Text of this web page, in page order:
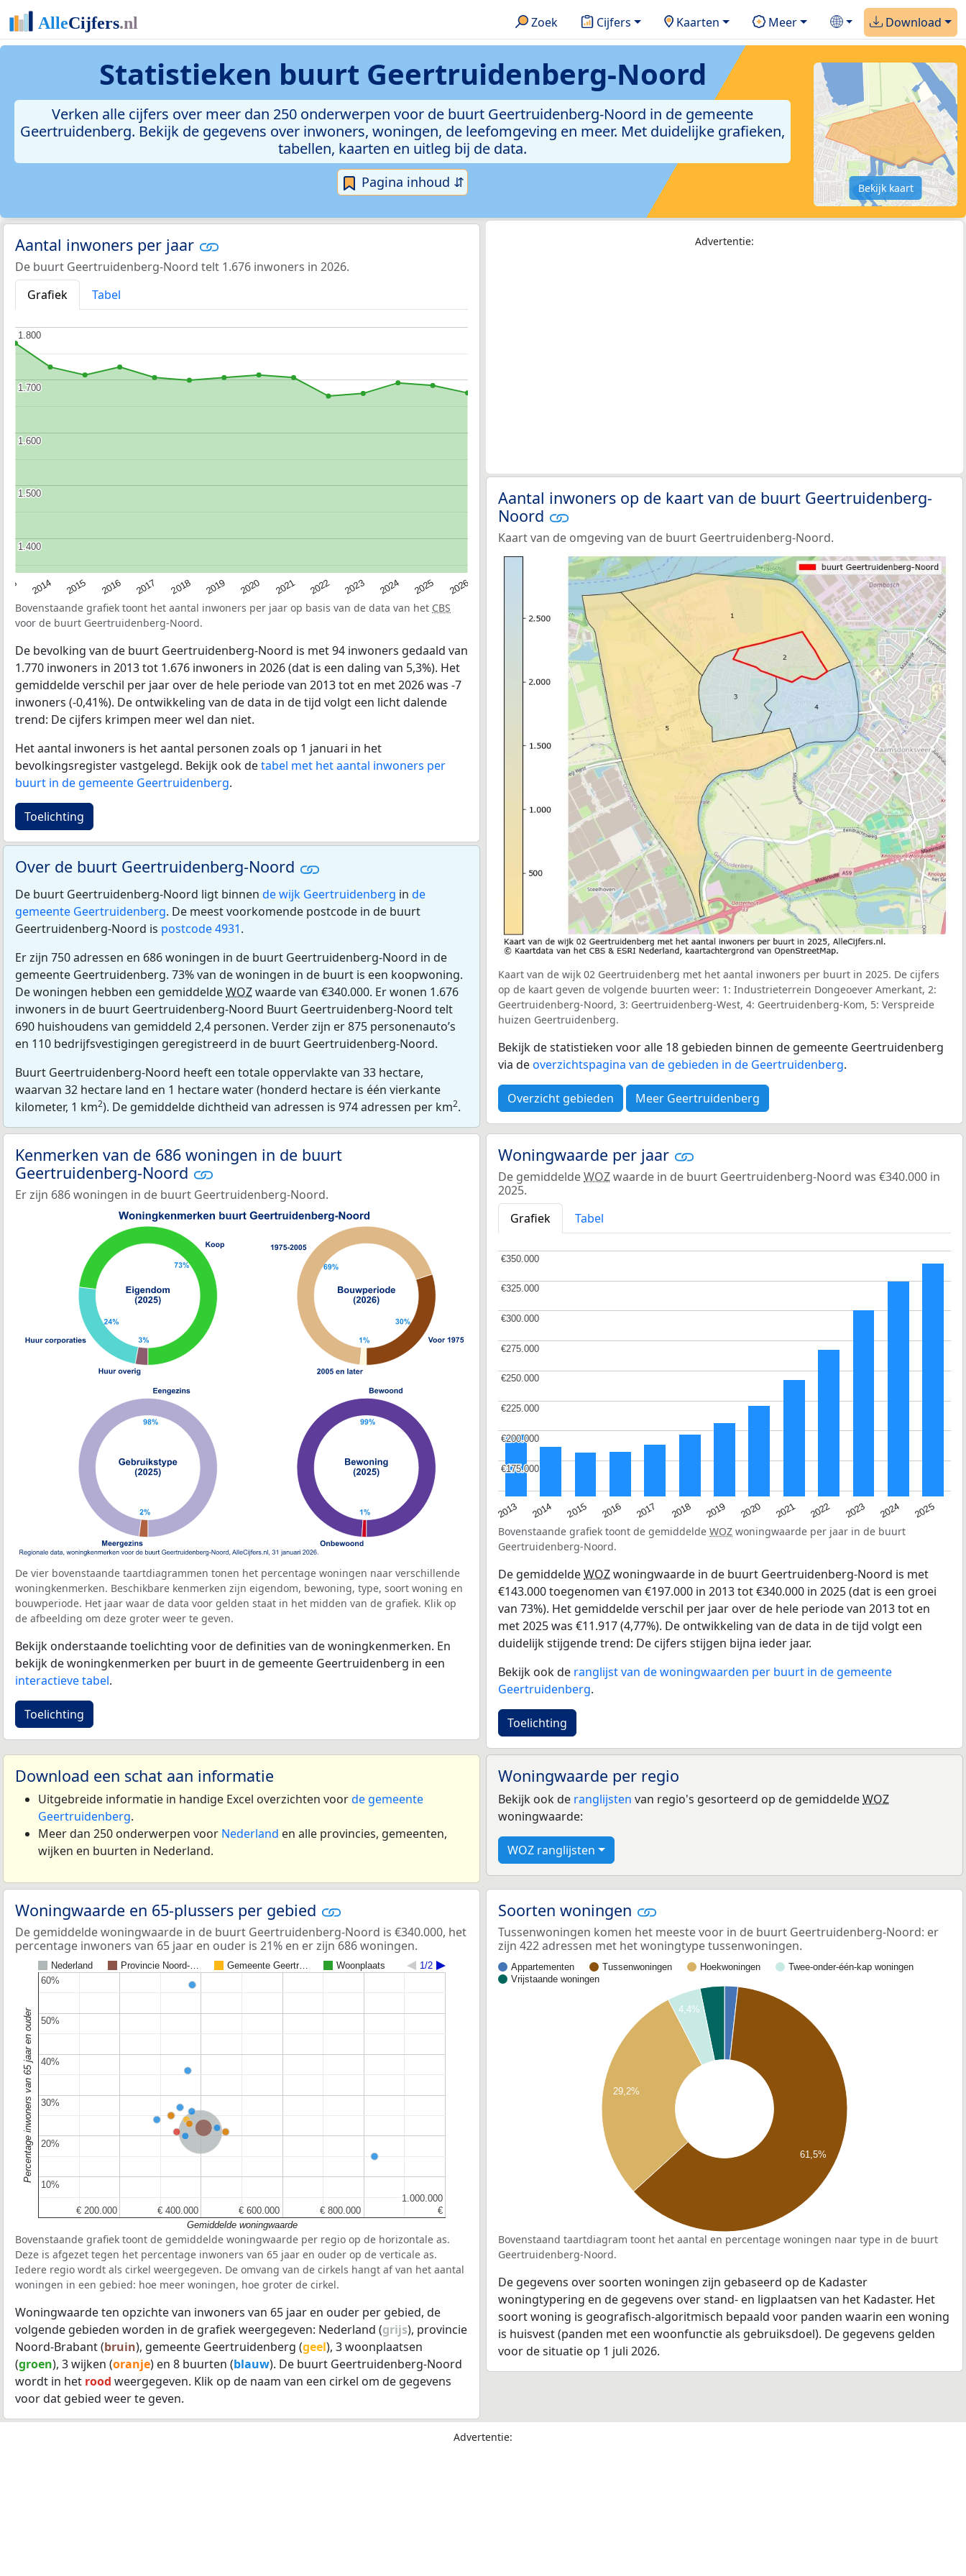
Zoek Cijfers Kaarten Meer Download
Statistieken buurt Geertruidenberg-Noord
Verken alle cijfers over meer dan 250 onderwerpen voor de buurt Geertruidenberg-Noord in de gemeente
Geertruidenberg. Bekijk de gegevens over inwoners, woningen, de leefomgeving en meer. Met duidelijke grafieken,
tabellen, kaarten en uitleg bij de data.
Pagina inhoud ⇵ Bekijk kaart
Aantal inwoners per jaar
De buurt Geertruidenberg-Noord telt 1.676 inwoners in 2026.
Grafiek
Tabel
2014 2015 2016 2017 2018 2019 2020 2021 2022 2023 2024 2025 2026
1.400
1.400
1.500
1.500
1.600
1.600
1.700
1.700
1.800
1.800
Bovenstaande grafiek toont het aantal inwoners per jaar op basis van de data van het CBS
voor de buurt Geertruidenberg-Noord.
De bevolking van de buurt Geertruidenberg-Noord is met 94 inwoners gedaald van
1.770 inwoners in 2013 tot 1.676 inwoners in 2026 (dat is een daling van 5,3%). Het
gemiddelde verschil per jaar over de hele periode van 2013 tot en met 2026 was -7
inwoners (-0,41%). De ontwikkeling van de data in de tijd volgt een licht dalende
trend: De cijfers krimpen meer wel dan niet.
Het aantal inwoners is het aantal personen zoals op 1 januari in het
bevolkingsregister vastgelegd. Bekijk ook detabel met het aantal inwoners per
buurt in de gemeente Geertruidenberg.
Toelichting
Over de buurt Geertruidenberg-Noord
De buurt Geertruidenberg-Noord ligt binnen de wijk Geertruidenberg in de
gemeente Geertruidenberg. De meest voorkomende postcode in de buurt
Geertruidenberg-Noord is postcode 4931.
Er zijn 750 adressen en 686 woningen in de buurt Geertruidenberg-Noord in de
gemeente Geertruidenberg. 73% van de woningen in de buurt is een koopwoning.
De woningen hebben een gemiddeldeWOZwaarde van €340.000. Er wonen 1.676
inwoners in de buurt Geertruidenberg-Noord Buurt Geertruidenberg-Noord telt
690 huishoudens van gemiddeld 2,4 personen. Verder zijn er 875 personenauto’s
en 110 bedrijfsvestigingen geregistreerd in de buurt Geertruidenberg-Noord.
Buurt Geertruidenberg-Noord heeft een totale oppervlakte van 33 hectare,
waarvan 32 hectare land en 1 hectare water (honderd hectare is één vierkante
kilometer, 1 km2). De gemiddelde dichtheid van adressen is 974 adressen per km2.
Advertentie:
Aantal inwoners op de kaart van de buurt Geertruidenberg-
Noord
Kaart van de omgeving van de buurt Geertruidenberg-Noord.
Kaart van de wijk 02 Geertruidenberg met het aantal inwoners per buurt in 2025. De cijfers
op de kaart geven de volgende buurten weer: 1: Industrieterrein Dongeoever Amerkant, 2:
Geertruidenberg-Noord, 3: Geertruidenberg-West, 4: Geertruidenberg-Kom, 5: Verspreide
huizen Geertruidenberg.
Bekijk de statistieken voor alle 18 gebieden binnen de gemeente Geertruidenberg
via deoverzichtspagina van de gebieden in de Geertruidenberg.
Overzicht gebieden Meer Geertruidenberg
Kenmerken van de 686 woningen in de buurt
Geertruidenberg-Noord
Er zijn 686 woningen in de buurt Geertruidenberg-Noord.
De vier bovenstaande taartdiagrammen tonen het percentage woningen naar verschillende
woningkenmerken. Beschikbare kenmerken zijn eigendom, bewoning, type, soort woning en
bouwperiode. Het jaar waar de data voor gelden staat in het midden van de grafiek. Klik op
de afbeelding om deze groter weer te geven.
Bekijk onderstaande toelichting voor de definities van de woningkenmerken. En
bekijk de woningkenmerken per buurt in de gemeente Geertruidenberg in een
interactieve tabel.
Toelichting
Woningwaarde per jaar
De gemiddeldeWOZwaarde in de buurt Geertruidenberg-Noord was €340.000 in
2025.
Grafiek
Tabel
2013 2014 2015 2016 2017 2018 2019 2020 2021 2022 2023 2024 2025
€175.000
€175.000
€200.000
€200.000
€225.000
€225.000
€250.000
€250.000
€275.000
€275.000
€300.000
€300.000
€325.000
€325.000
€350.000
€350.000
Bovenstaande grafiek toont de gemiddelde WOZ woningwaarde per jaar in de buurt
Geertruidenberg-Noord.
De gemiddeldeWOZwoningwaarde in de buurt Geertruidenberg-Noord is met
€143.000 toegenomen van €197.000 in 2013 tot €340.000 in 2025 (dat is een groei
van 73%). Het gemiddelde verschil per jaar over de hele periode van 2013 tot en
met 2025 was €11.917 (4,77%). De ontwikkeling van de data in de tijd volgt een
duidelijk stijgende trend: De cijfers stijgen bijna ieder jaar.
Bekijk ook de ranglijst van de woningwaarden per buurt in de gemeente
Geertruidenberg.
Toelichting
Download een schat aan informatie
Uitgebreide informatie in handige Excel overzichten voorde gemeente
Geertruidenberg.
Meer dan 250 onderwerpen voor Nederland en alle provincies, gemeenten,
wijken en buurten in Nederland.
Woningwaarde per regio
Bekijk ook de ranglijsten van regio's gesorteerd op de gemiddeldeWOZ
woningwaarde:
WOZ ranglijsten
Woningwaarde en 65-plussers per gebied
De gemiddelde woningwaarde in de buurt Geertruidenberg-Noord is €340.000, het
percentage inwoners van 65 jaar en ouder is 21% en er zijn 686 woningen.
Nederland Provincie Noord-… Gemeente Geertr… Woonplaats 1/2
Nederland
Provincie Noord-Brabant
€ 200.000
€ 200.000 € 400.000
€ 400.000 € 600.000
€ 600.000 € 800.000
€ 800.000 €
€
1.000.000
1.000.000
10%
10%
20%
20%
30%
30%
40%
40%
50%
50%
60%
60%
Gemiddelde woningwaarde
Percentage inwoners van 65 jaar en ouder
Bovenstaande grafiek toont de gemiddelde woningwaarde per regio op de horizontale as.
Deze is afgezet tegen het percentage inwoners van 65 jaar en ouder op de verticale as.
Iedere regio wordt als cirkel weergegeven. De omvang van de cirkels hangt af van het aantal
woningen in een gebied: hoe meer woningen, hoe groter de cirkel.
Woningwaarde ten opzichte van inwoners van 65 jaar en ouder per gebied, de
volgende gebieden worden in de grafiek weergegeven: Nederland (grijs), provincie
Noord-Brabant (bruin), gemeente Geertruidenberg (geel), 3 woonplaatsen
(groen), 3 wijken (oranje) en 8 buurten (blauw). De buurt Geertruidenberg-Noord
wordt in het rood weergegeven. Klik op de naam van een cirkel om de gegevens
voor dat gebied weer te geven.
Soorten woningen
Tussenwoningen komen het meeste voor in de buurt Geertruidenberg-Noord: er
zijn 422 adressen met het woningtype tussenwoningen.
Appartementen Tussenwoningen Hoekwoningen
Twee-onder-één-kap woningen
Vrijstaande woningen
4,4%
29,2%
61,5%
Bovenstaand taartdiagram toont het aantal en percentage woningen naar type in de buurt
Geertruidenberg-Noord.
De gegevens over soorten woningen zijn gebaseerd op de Kadaster
woningtypering en de gegevens over stand- en ligplaatsen van het Kadaster. Het
soort woning is geografisch-algoritmisch bepaald voor panden waarin een woning
is huisvest (panden met een woonfunctie als gebruiksdoel). De gegevens gelden
voor de situatie op 1 juli 2026.
Advertentie: